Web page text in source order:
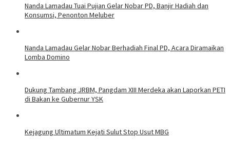
Nanda Lamadau Tuai Pujian Gelar Nobar PD, Banjir Hadiah dan
Konsumsi, Penonton Meluber
Nanda Lamadau Gelar Nobar Berhadiah Final PD, Acara Diramaikan
Lomba Domino
Dukung Tambang JRBM, Pangdam XIII Merdeka akan Laporkan PETI
di Bakan ke Gubernur YSK
Kejagung Ultimatum Kejati Sulut Stop Usut MBG